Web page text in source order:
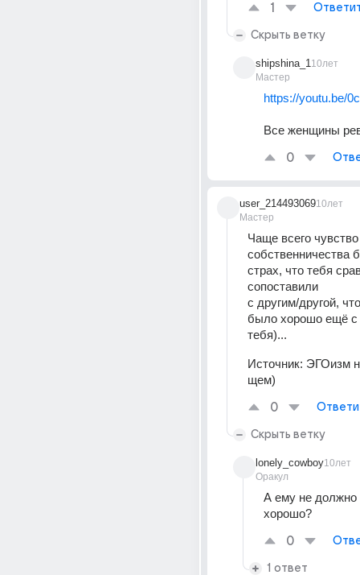
1
Скрыть ветку
shipshina_1
Мастер
10лет
https://youtu.be/
Все женщины
0
user_214493069
Мастер
10лет
Чаще всего чувство
собственничества
страх, что тебя
сопоставили
с другим/другой,
было хорошо ещё с
тебя)...
Источник: ЭГОизм
щем)
0
Скрыть ветку
lonely_cowboy
Оракул
10лет
А ему не должно
хорошо?
0
1 ответ